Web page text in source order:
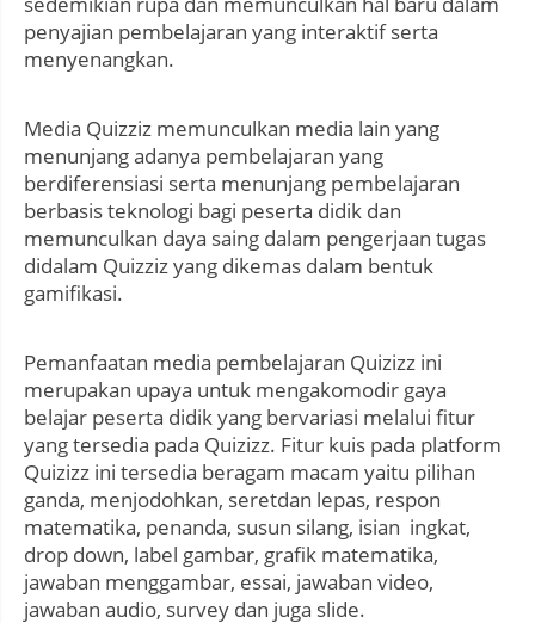
penyajian pembelajaran yang interaktif serta
menyenangkan.
Media Quizziz memunculkan media lain yang
menunjang adanya pembelajaran yang
berdiferensiasi serta menunjang pembelajaran
berbasis teknologi bagi peserta didik dan
memunculkan daya saing dalam pengerjaan tugas
didalam Quizziz yang dikemas dalam bentuk
gamifikasi.
Pemanfaatan media pembelajaran Quizizz ini
merupakan upaya untuk mengakomodir gaya
belajar peserta didik yang bervariasi melalui fitur
yang tersedia pada Quizizz. Fitur kuis pada platform
Quizizz ini tersedia beragam macam yaitu pilihan
ganda, menjodohkan, seretdan lepas, respon
matematika, penanda, susun silang, isian ingkat,
drop down, label gambar, grafik matematika,
jawaban menggambar, essai, jawaban video,
jawaban audio, survey dan juga slide.